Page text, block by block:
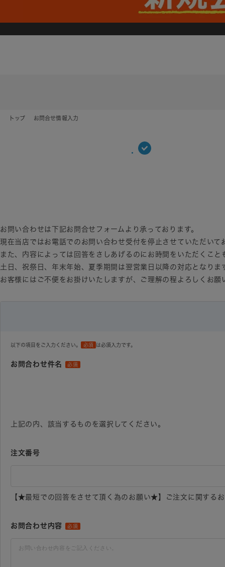
トップ お問合せ情報入力
お問い合わせは下記お問合せフォームより承っております。
現在当店ではお電話でのお問い合わせ受付を停止させていただいて
また、内容によっては回答をさしあげるのにお時間をいただくこと
土日、祝祭日、年末年始、夏季期間は翌営業日以降の対応となりま
お客様にはご不便をお掛けいたしますが、ご理解の程よろしくお願
以下の項目をご入力ください。 必須 は必須入力です。
お問合わせ件名 必須
上記の内、該当するものを選択してください。
注文番号
【★最短での回答をさせて頂く為のお願い★】ご注文に関する
お問合わせ内容 必須